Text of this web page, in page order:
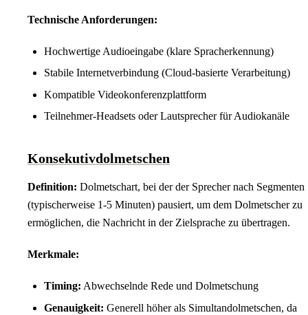
Technische Anforderungen:
Hochwertige Audioeingabe (klare Spracherkennung)
Stabile Internetverbindung (Cloud-basierte Verarbeitung)
Kompatible Videokonferenzplattform
Teilnehmer-Headsets oder Lautsprecher für Audiokanäle
Konsekutivdolmetschen
Definition: Dolmetschart, bei der der Sprecher nach Segmenten
(typischerweise 1-5 Minuten) pausiert, um dem Dolmetscher zu
ermöglichen, die Nachricht in der Zielsprache zu übertragen.
Merkmale:
Timing: Abwechselnde Rede und Dolmetschung
Genauigkeit: Generell höher als Simultandolmetschen, da